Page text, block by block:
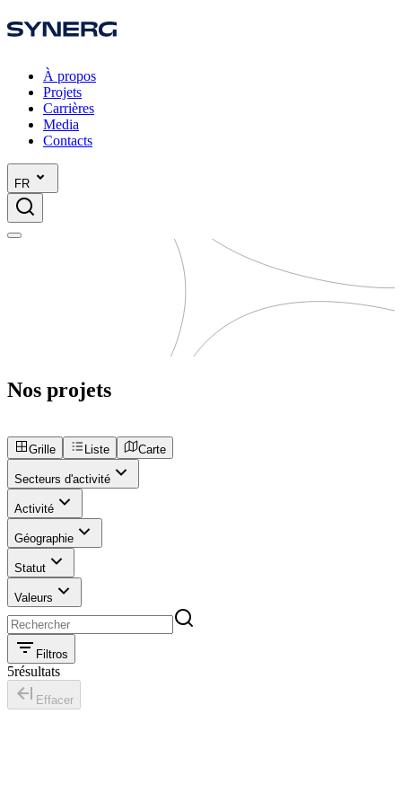
À propos
Projets
Carrières
Media
Contacts
FR
Nos projets
Grille Liste Carte
Secteurs d'activité
Activité
Géographie
Statut
Valeurs
Filtros
5résultats
Effacer